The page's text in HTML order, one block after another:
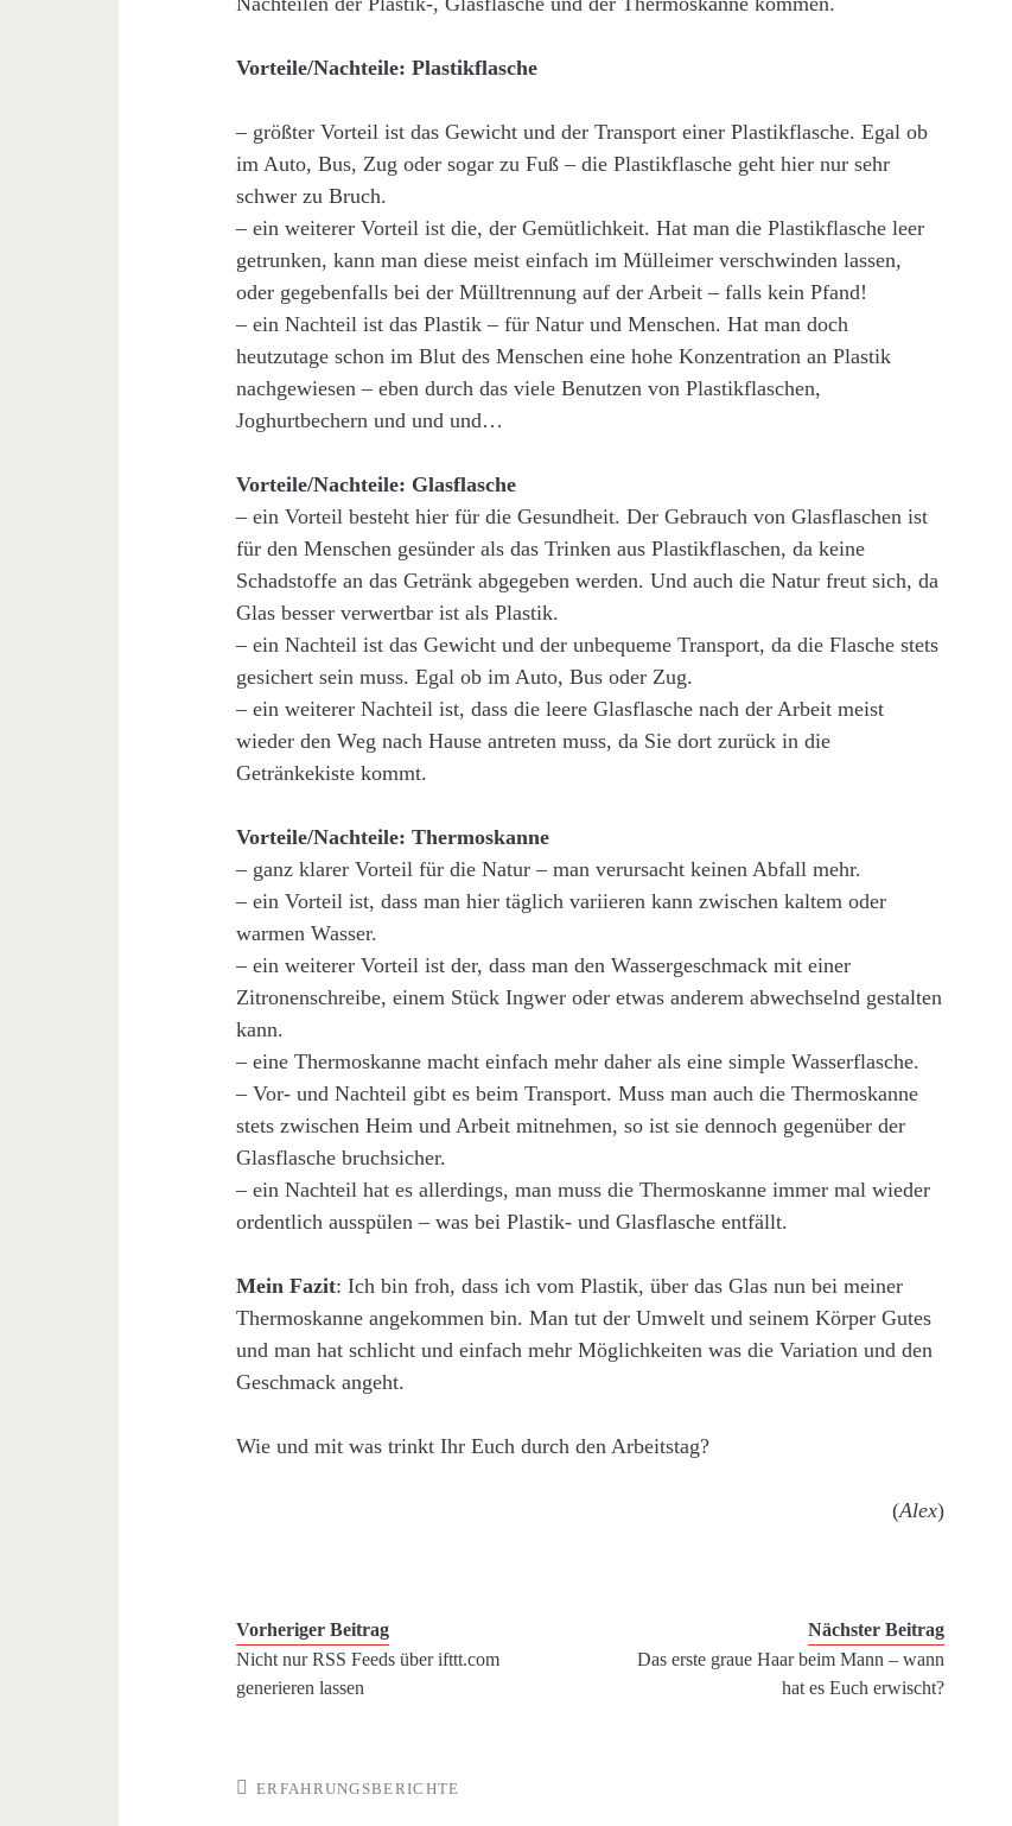
Vorteile/Nachteile: Plastikflasche
– größter Vorteil ist das Gewicht und der Transport einer Plastikflasche. Egal ob
im Auto, Bus, Zug oder sogar zu Fuß – die Plastikflasche geht hier nur sehr
schwer zu Bruch.
– ein weiterer Vorteil ist die, der Gemütlichkeit. Hat man die Plastikflasche leer
getrunken, kann man diese meist einfach im Mülleimer verschwinden lassen,
oder gegebenfalls bei der Mülltrennung auf der Arbeit – falls kein Pfand!
– ein Nachteil ist das Plastik – für Natur und Menschen. Hat man doch
heutzutage schon im Blut des Menschen eine hohe Konzentration an Plastik
nachgewiesen – eben durch das viele Benutzen von Plastikflaschen,
Joghurtbechern und und und…
Vorteile/Nachteile: Glasflasche
– ein Vorteil besteht hier für die Gesundheit. Der Gebrauch von Glasflaschen ist
für den Menschen gesünder als das Trinken aus Plastikflaschen, da keine
Schadstoffe an das Getränk abgegeben werden. Und auch die Natur freut sich, da
Glas besser verwertbar ist als Plastik.
– ein Nachteil ist das Gewicht und der unbequeme Transport, da die Flasche stets
gesichert sein muss. Egal ob im Auto, Bus oder Zug.
– ein weiterer Nachteil ist, dass die leere Glasflasche nach der Arbeit meist
wieder den Weg nach Hause antreten muss, da Sie dort zurück in die
Getränkekiste kommt.
Vorteile/Nachteile: Thermoskanne
– ganz klarer Vorteil für die Natur – man verursacht keinen Abfall mehr.
– ein Vorteil ist, dass man hier täglich variieren kann zwischen kaltem oder
warmen Wasser.
– ein weiterer Vorteil ist der, dass man den Wassergeschmack mit einer
Zitronenschreibe, einem Stück Ingwer oder etwas anderem abwechselnd gestalten
kann.
– eine Thermoskanne macht einfach mehr daher als eine simple Wasserflasche.
– Vor- und Nachteil gibt es beim Transport. Muss man auch die Thermoskanne
stets zwischen Heim und Arbeit mitnehmen, so ist sie dennoch gegenüber der
Glasflasche bruchsicher.
– ein Nachteil hat es allerdings, man muss die Thermoskanne immer mal wieder
ordentlich ausspülen – was bei Plastik- und Glasflasche entfällt.
Mein Fazit: Ich bin froh, dass ich vom Plastik, über das Glas nun bei meiner
Thermoskanne angekommen bin. Man tut der Umwelt und seinem Körper Gutes
und man hat schlicht und einfach mehr Möglichkeiten was die Variation und den
Geschmack angeht.
Wie und mit was trinkt Ihr Euch durch den Arbeitstag?
(Alex)
Vorheriger Beitrag
Nicht nur RSS Feeds über ifttt.com
generieren lassen
Nächster Beitrag
Das erste graue Haar beim Mann – wann
hat es Euch erwischt?
ERFAHRUNGSBERICHTE